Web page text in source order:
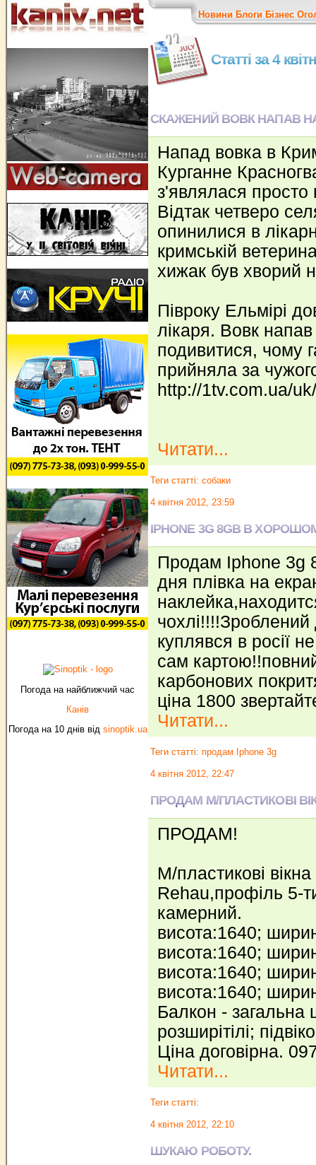
Погода на найближчий час
Канів
Погода на 10 днів від sinoptik.ua
Новини Блоги Бізнес
Статті за 4
СКАЖЕНИЙ ВОВК НАПАВ
Напад вовка в
Курганне
з'являлася просто
Відтак четверо
опинилися в
кримській
хижак був хворий
Півроку Ельмірі
лікаря. Вовк
подивитися, чому
прийняла за
http://1tv.com.ua/
Читати...
Теги статті: собаки
4 квітня 2012, 23:59
IPHONE 3G 8GB В
Продам Iphone 3g
дня плівка на
куплявся в росії
сам
карбонових
ціна 1800
Читати...
Теги статті: продам Iphone 3g
4 квітня 2012, 22:47
ПРОДАМ М/ПЛАСТИКОВІ
ПРОДАМ!
М/пластикові
Rehau,профіль 5-
камерний.
висота:1640;
висота:1640;
висота:1640;
висота:1640;
Балкон -
розширітілі;
Ціна договірна.
Читати...
Теги статті:
4 квітня 2012, 22:10
ШУКАЮ РОБОТУ.